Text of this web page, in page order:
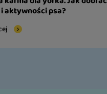
aktywności psa?